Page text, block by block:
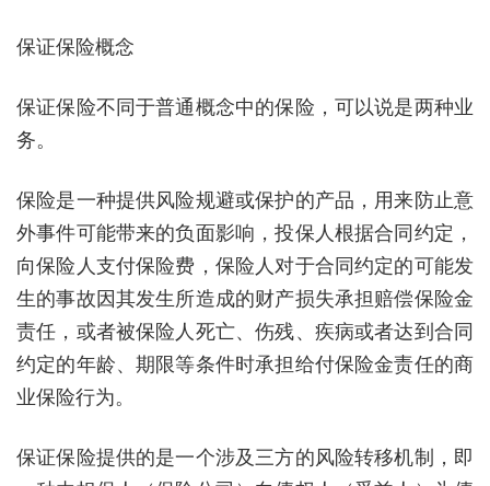
保证保险概念
保证保险不同于普通概念中的保险，可以说是两种业
务。
保险是一种提供风险规避或保护的产品，用来防止意
外事件可能带来的负面影响，投保人根据合同约定，
向保险人支付保险费，保险人对于合同约定的可能发
生的事故因其发生所造成的财产损失承担赔偿保险金
责任，或者被保险人死亡、伤残、疾病或者达到合同
约定的年龄、期限等条件时承担给付保险金责任的商
业保险行为。
保证保险提供的是一个涉及三方的风险转移机制，即